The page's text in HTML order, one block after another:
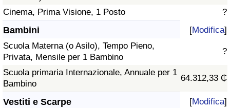
Cinema, Prima Visione, 1 Posto ?
Bambini [Modifica]
Scuola Materna (o Asilo), Tempo Pieno,
Privata, Mensile per 1 Bambino
?
Scuola primaria Internazionale, Annuale per 1
Bambino
64.312,33 ₵
Vestiti e Scarpe [Modifica]